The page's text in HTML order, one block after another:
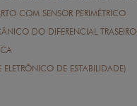
COM SENSOR PERIMÉTRICO
DO DIFERENCIAL TRASEIRO
ELETRÔNICO DE ESTABILIDADE)